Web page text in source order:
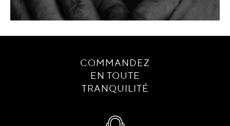
COMMANDEZ
EN TOUTE
TRANQUILITÉ